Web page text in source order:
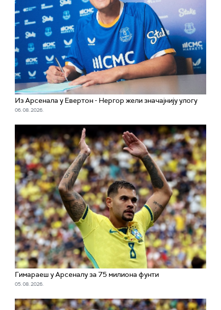
Из Арсенала у Евертон - Нергор жели значајнију улогу
06. 08. 2026.
Гимараеш у Арсеналу за 75 милиона фунти
05. 08. 2026.